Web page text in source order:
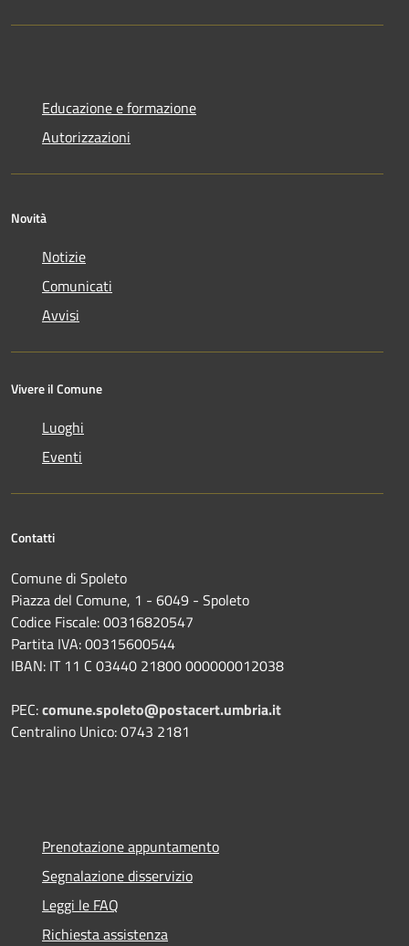
Educazione e formazione
Autorizzazioni
Novità
Notizie
Comunicati
Avvisi
Vivere il Comune
Luoghi
Eventi
Contatti
Comune di Spoleto
Piazza del Comune, 1 - 6049 - Spoleto
Codice Fiscale: 00316820547
Partita IVA: 00315600544
IBAN: IT 11 C 03440 21800 000000012038
PEC:comune.spoleto@postacert.umbria.it
Centralino Unico: 0743 2181
Prenotazione appuntamento
Segnalazione disservizio
Leggi le FAQ
Richiesta assistenza